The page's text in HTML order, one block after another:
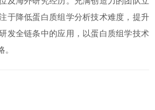
于降低蛋白质组学分析技术难度，提升
发全链条中的应用，以蛋白质组学技术